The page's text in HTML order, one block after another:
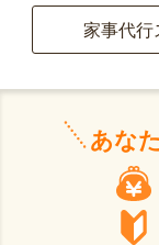
家事代行
あな